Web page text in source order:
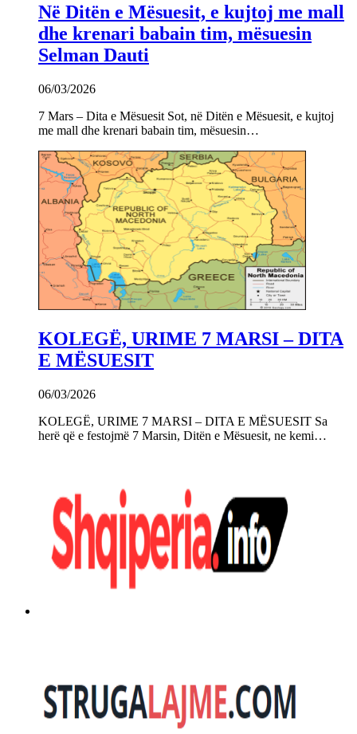
Në Ditën e Mësuesit, e kujtoj me mall
dhe krenari babain tim, mësuesin
Selman Dauti
06/03/2026
7 Mars – Dita e Mësuesit Sot, në Ditën e Mësuesit, e kujtoj
me mall dhe krenari babain tim, mësuesin…
KOLEGË, URIME 7 MARSI – DITA
E MËSUESIT
06/03/2026
KOLEGË, URIME 7 MARSI – DITA E MËSUESIT Sa
herë që e festojmë 7 Marsin, Ditën e Mësuesit, ne kemi…